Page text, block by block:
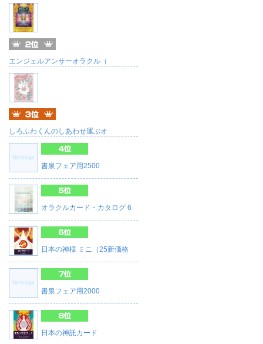
エンジェルアンサーオラクル（
しろふわくんのしあわせ運ぶオ
書泉フェア用2500
オラクルカード・カタログ 6
日本の神様 ミニ（25新価格
書泉フェア用2000
日本の神託カード